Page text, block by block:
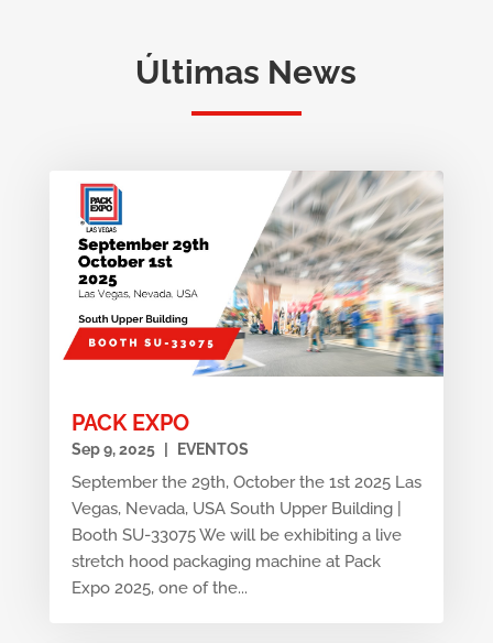
Últimas News
PACK EXPO
Sep 9, 2025 EVENTOS
September the 29th, October the 1st 2025 Las
Vegas, Nevada, USA South Upper Building |
Booth SU-33075 We will be exhibiting a live
stretch hood packaging machine at Pack
Expo 2025, one of the...